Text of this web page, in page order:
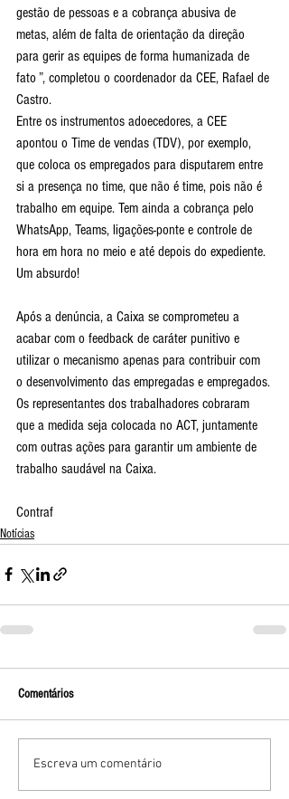
gestão de pessoas e a cobrança abusiva de
metas, além de falta de orientação da direção
para gerir as equipes de forma humanizada de
fato ”, completou o coordenador da CEE, Rafael de
Castro.
Entre os instrumentos adoecedores, a CEE
apontou o Time de vendas (TDV), por exemplo,
que coloca os empregados para disputarem entre
si a presença no time, que não é time, pois não é
trabalho em equipe. Tem ainda a cobrança pelo
WhatsApp, Teams, ligações-ponte e controle de
hora em hora no meio e até depois do expediente.
Um absurdo!
Após a denúncia, a Caixa se comprometeu a
acabar com o feedback de caráter punitivo e
utilizar o mecanismo apenas para contribuir com
o desenvolvimento das empregadas e empregados.
Os representantes dos trabalhadores cobraram
que a medida seja colocada no ACT, juntamente
com outras ações para garantir um ambiente de
trabalho saudável na Caixa.
Contraf
Notícias
Comentários
Escreva um comentário